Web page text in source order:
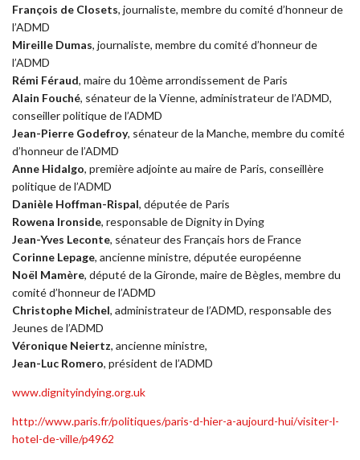
François de Closets, journaliste, membre du comité d’honneur de
l’ADMD
Mireille Dumas, journaliste, membre du comité d’honneur de
l’ADMD
Rémi Féraud, maire du 10ème arrondissement de Paris
Alain Fouché, sénateur de la Vienne, administrateur de l’ADMD,
conseiller politique de l’ADMD
Jean-Pierre Godefroy, sénateur de la Manche, membre du comité
d’honneur de l’ADMD
Anne Hidalgo, première adjointe au maire de Paris, conseillère
politique de l’ADMD
Danièle Hoffman-Rispal, députée de Paris
Rowena Ironside, responsable de Dignity in Dying
Jean-Yves Leconte, sénateur des Français hors de France
Corinne Lepage, ancienne ministre, députée européenne
Noël Mamère, député de la Gironde, maire de Bègles, membre du
comité d’honneur de l’ADMD
Christophe Michel, administrateur de l’ADMD, responsable des
Jeunes de l’ADMD
Véronique Neiertz, ancienne ministre,
Jean-Luc Romero, président de l’ADMD
www.dignityindying.org.uk
http://www.paris.fr/politiques/paris-d-hier-a-aujourd-hui/visiter-l-
hotel-de-ville/p4962